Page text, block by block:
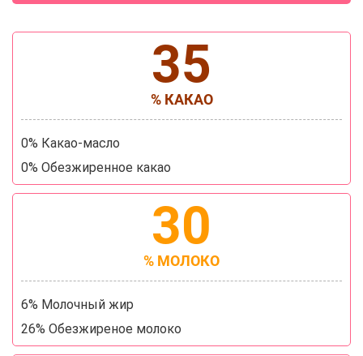
35
% КАКАО
0% Какао-масло
0% Обезжиренное какао
30
% МОЛОКО
6% Молочный жир
26% Обезжиреное молоко